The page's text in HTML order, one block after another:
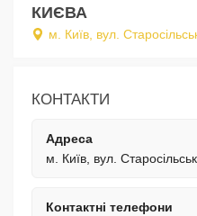
КИЄВА
м. Київ, вул.
КОНТАКТИ
Адреса
м. Київ, вул.
Контактні телефони